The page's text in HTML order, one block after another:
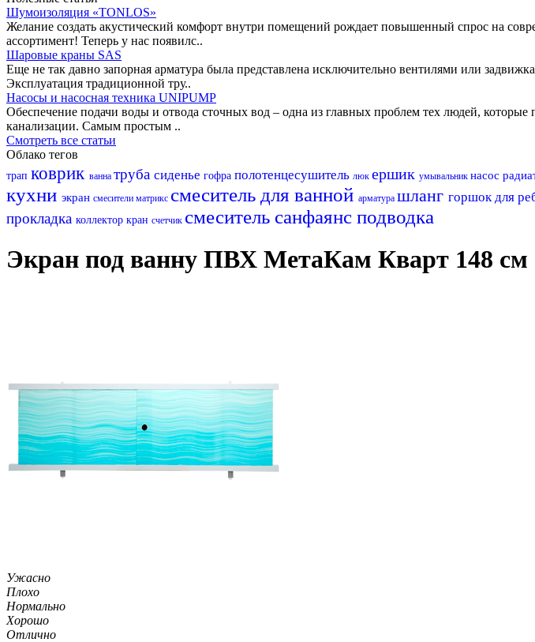
Шумоизоляция «TONLOS»
Желание создать акустический комфорт внутри помещений рождает повышенный спрос на
ассортимент! Теперь у нас появилс..
Шаровые краны SAS
Еще не так давно запорная арматура была представлена исключительно вентилями или
Эксплуатация традиционной тру..
Насосы и насосная техника UNIPUMP
Обеспечение подачи воды и отвода сточных вод – одна из главных проблем тех людей,
канализации. Самым простым ..
Смотреть все статьи
Облако тегов
трап коврик ванна труба сиденье гофра полотенцесушитель люк ершик умывальник насос
кухни экран смесители матрикс смеситель для ванной арматура шланг горшок для
прокладка коллектор кран счетчик смеситель санфаянс подводка
Экран под ванну ПВХ МетаКам Кварт 148
Ужасно
Плохо
Нормально
Хорошо
Отлично